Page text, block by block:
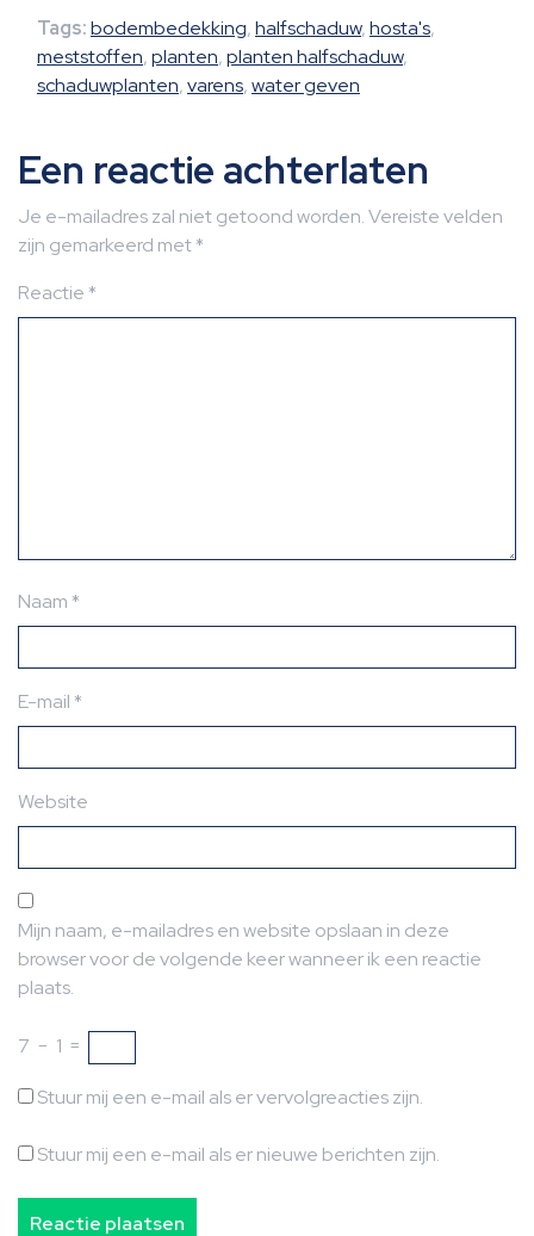
Tags:bodembedekking,halfschaduw,hosta's,
meststoffen,planten,planten halfschaduw,
schaduwplanten,varens,water geven
Een reactie achterlaten
Je e-mailadres zal niet getoond worden.Vereiste velden
zijn gemarkeerd met*
Reactie*
Naam*
E-mail*
Website
Mijn naam, e-mailadres en website opslaan in deze
browser voor de volgende keer wanneer ik een reactie
plaats.
7 − 1 =
Stuur mij een e-mail als er vervolgreacties zijn.
Stuur mij een e-mail als er nieuwe berichten zijn.